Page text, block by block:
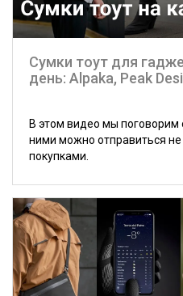
Сумки тоут для
день: Alpaka, Peak
В этом видео мы поговорим
ними можно отправиться не
покупками.